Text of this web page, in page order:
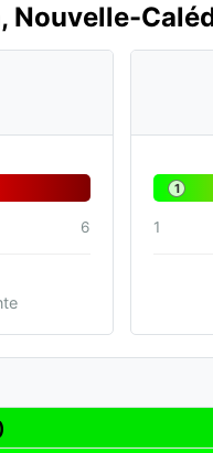
Nouvelle-
6
1
1